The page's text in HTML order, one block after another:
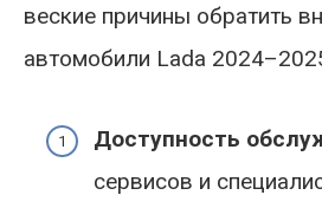
веские причины обратить
автомобили Lada
Доступность
сервисов и